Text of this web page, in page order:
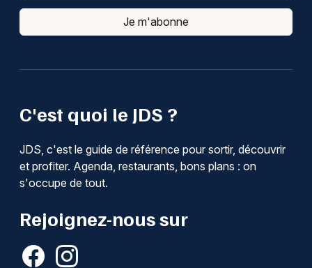
C'est quoi le JDS ?
JDS, c'est le guide de référence pour sortir, découvrir
et profiter. Agenda, restaurants, bons plans : on
s'occupe de tout.
Rejoignez-nous sur
Je m'abonne